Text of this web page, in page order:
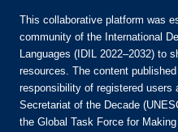
Rejoignez la communauté :
This collaborative platform was
community of the International
Languages (IDIL 2022–2032) to
resources. The content
responsibility of registered users
Secretariat of the Decade
the Global Task Force for